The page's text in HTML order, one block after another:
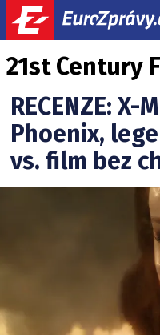
21st Century
RECENZE: X-
Phoenix,
vs. film bez